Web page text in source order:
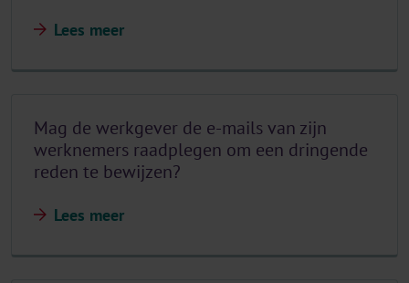
Lees meer
Mag de werkgever de e-mails van zijn
werknemers raadplegen om een dringende
reden te bewijzen?
Lees meer